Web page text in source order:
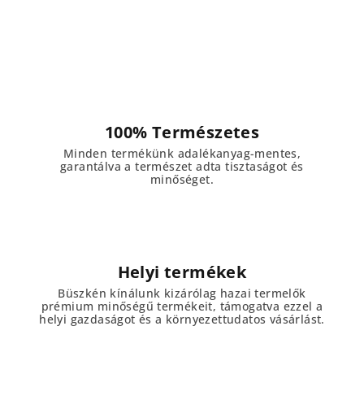
100% Természetes
Minden termékünk adalékanyag-mentes,
garantálva a természet adta tisztaságot és
minőséget.
Helyi termékek
Büszkén kínálunk kizárólag hazai termelők
prémium minőségű termékeit, támogatva ezzel a
helyi gazdaságot és a környezettudatos vásárlást.